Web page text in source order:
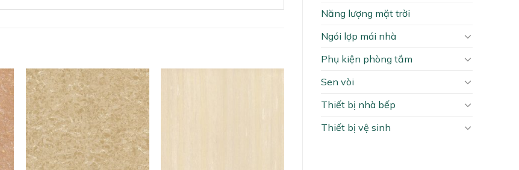
Năng lượng mặt trời
Ngói lợp mái nhà
Phụ kiện phòng tắm
Sen vòi
Thiết bị nhà bếp
Thiết bị vệ sinh